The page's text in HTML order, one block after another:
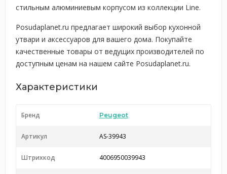
стильным алюминиевым корпусом из коллекции Line.
Posudaplanet.ru предлагает широкий выбор кухонной
утвари и аксессуаров для вашего дома. Покупайте
качественные товары от ведущих производителей по
доступным ценам на нашем сайте Posudaplanet.ru.
Характеристики
Бренд Peugeot
Артикул AS-39943
Штрихкод 4006950039943